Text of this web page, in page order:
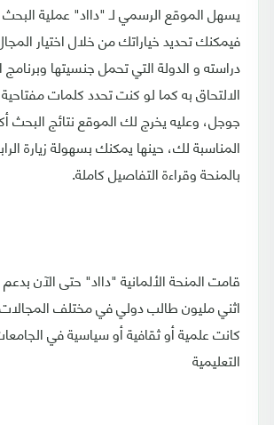
يسهل الموقع الرسمي لـ "دااد" عملية
فيمكنك تحديد خياراتك من خلال اختيار
دراسته و الدولة التي تحمل جنسيتها وبرنامج
الالتحاق به كما لو كنت تحدد كلمات
جوجل، وعليه يخرج لك الموقع نتائج البحث
المناسبة لك، حينها يمكنك بسهولة زيارة
بالمنحة وقراءة التفاصيل كاملة.
قامت المنحة الألمانية "دااد" حتى الآن
اثني مليون طالب دولي في مختلف المجالات
كانت علمية أو ثقافية أو سياسية في
التعليمية